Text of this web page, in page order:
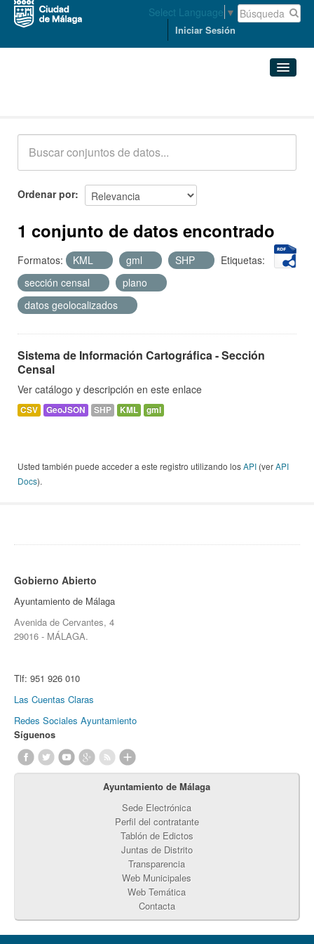
Select Language ▼
Iniciar Sesión
Acerca de
Ordenar por
1 conjunto de datos encontrado
Formatos: KML gml SHP
Etiquetas:
sección censal
plano
datos geolocalizados
Sistema de Información Cartográfica - Sección
Censal
Ver catálogo y descripción en este enlace
CSV GeoJSON SHP KML gml
Usted también puede acceder a este registro utilizando losAPI (verAPI
Docs).
Gobierno Abierto
Ayuntamiento de Málaga
Avenida de Cervantes, 4
29016 - MÁLAGA.
Tlf: 951 926 010
Las Cuentas Claras
Redes Sociales Ayuntamiento
Síguenos
Ayuntamiento de Málaga
Sede Electrónica
Perfil del contratante
Tablón de Edictos
Juntas de Distrito
Transparencia
Web Municipales
Web Temática
Contacta